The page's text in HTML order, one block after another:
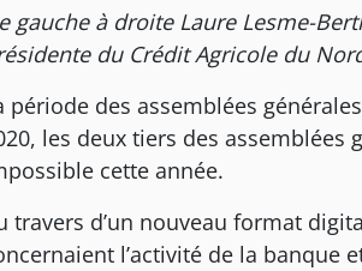
gauche à droite Laure Lesme-
du Crédit Agricole du
période des assemblées
les deux tiers des assemblées
cette année.
travers d’un nouveau format
l’activité de la banque